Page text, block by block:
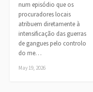
num episódio que os
procuradores locais
atribuem diretamente à
intensificação das guerras
de gangues pelo controlo
do me…
May 19, 2026